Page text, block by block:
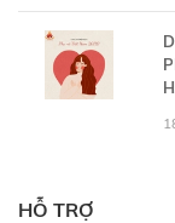
HỖ TRỢ